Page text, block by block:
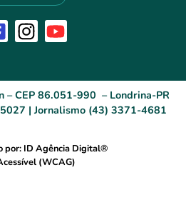
– CEP 86.051-990 – Londrina-PR
| Jornalismo (43) 3371-4681
por: ID Agência Digital®
(WCAG)